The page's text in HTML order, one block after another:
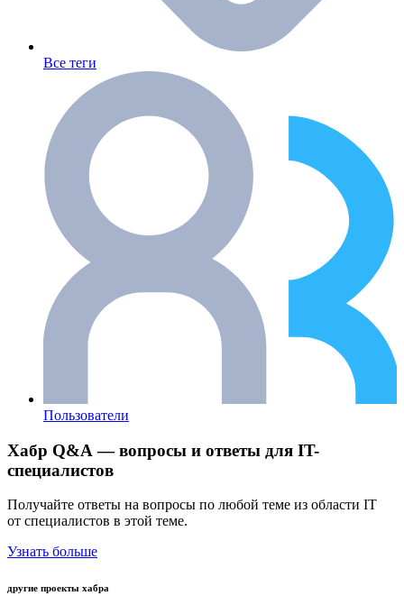
Все теги
Пользователи
Хабр Q&A — вопросы и ответы для IT-
специалистов
Получайте ответы на вопросы по любой теме из области IT
от специалистов в этой теме.
Узнать больше
другие проекты хабра